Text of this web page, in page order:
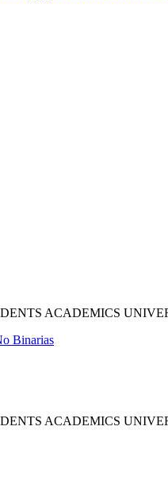
ACADEMICS
Binarias
ACADEMICS